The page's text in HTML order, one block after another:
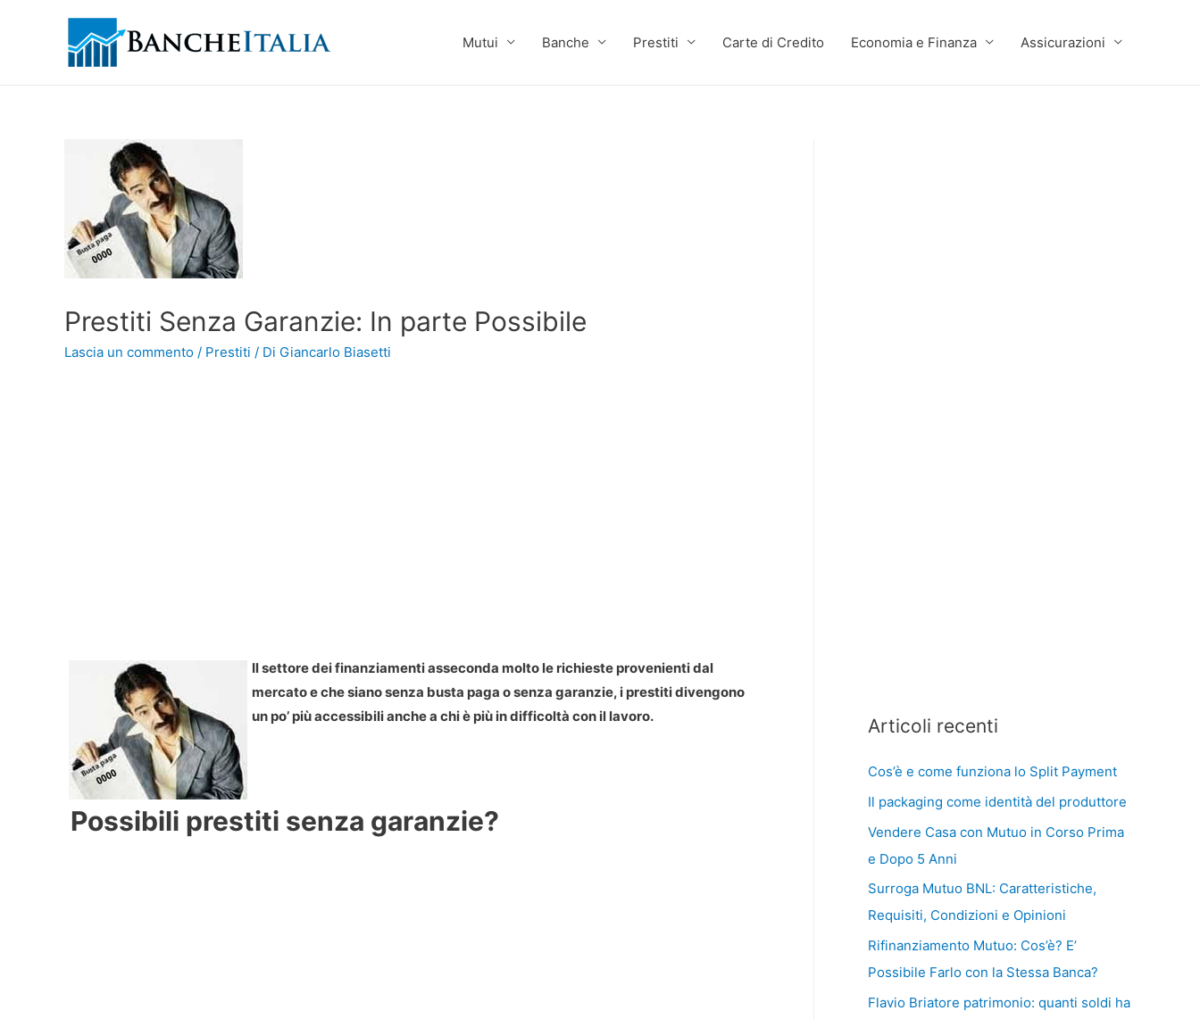
Mutui Banche Prestiti Carte di Credito Economia e Finanza Assicurazioni
Prestiti Senza Garanzie: In parte Possibile
Lascia un commento / Prestiti / Di Giancarlo Biasetti
Il settore dei finanziamenti asseconda molto le richieste provenienti dal
mercato e che siano senza busta paga o senza garanzie, i prestiti divengono
un po’ più accessibili anche a chi è più in difficoltà con il lavoro.
Possibili prestiti senza garanzie?
Articoli recenti
Cos’è e come funziona lo Split Payment
Il packaging come identità del produttore
Vendere Casa con Mutuo in Corso Prima
e Dopo 5 Anni
Surroga Mutuo BNL: Caratteristiche,
Requisiti, Condizioni e Opinioni
Rifinanziamento Mutuo: Cos’è? E’
Possibile Farlo con la Stessa Banca?
Flavio Briatore patrimonio: quanti soldi ha